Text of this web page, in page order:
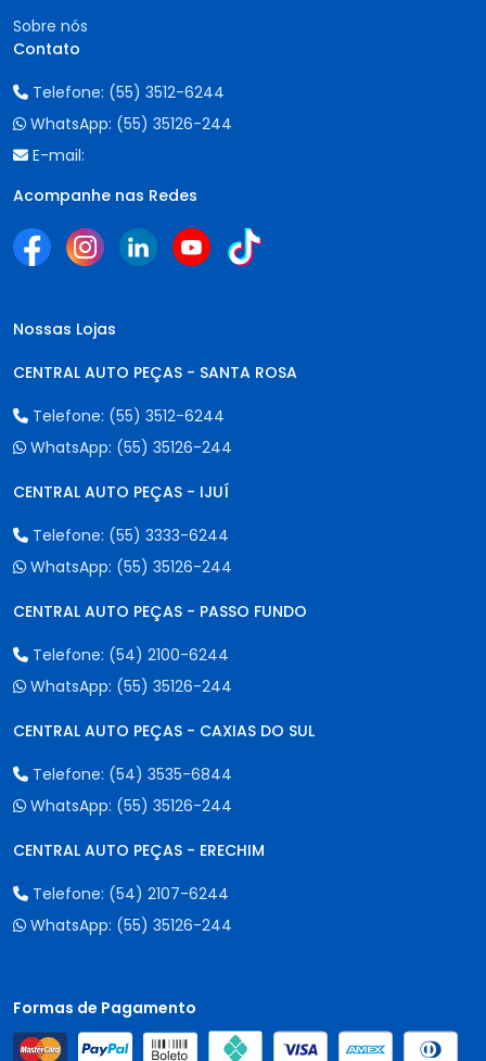
Sobre nós
Contato
Telefone: (55) 3512-6244
WhatsApp: (55) 35126-244
E-mail:
Acompanhe nas Redes
Nossas Lojas
CENTRAL AUTO PEÇAS - SANTA ROSA
Telefone: (55) 3512-6244
WhatsApp: (55) 35126-244
CENTRAL AUTO PEÇAS - IJUÍ
Telefone: (55) 3333-6244
WhatsApp: (55) 35126-244
CENTRAL AUTO PEÇAS - PASSO FUNDO
Telefone: (54) 2100-6244
WhatsApp: (55) 35126-244
CENTRAL AUTO PEÇAS - CAXIAS DO SUL
Telefone: (54) 3535-6844
WhatsApp: (55) 35126-244
CENTRAL AUTO PEÇAS - ERECHIM
Telefone: (54) 2107-6244
WhatsApp: (55) 35126-244
Formas de Pagamento